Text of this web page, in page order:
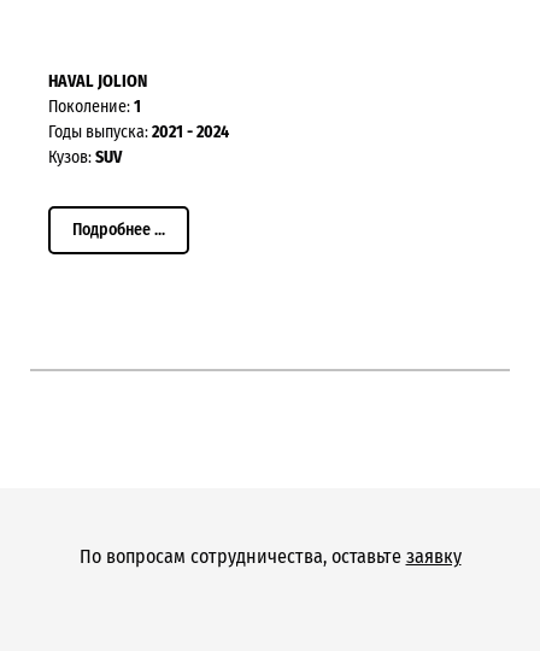
HAVAL JOLION
Поколение:1
Годы выпуска:2021 - 2024
Кузов:SUV
Подробнее ...
По вопросам сотрудничества, оставьте заявку